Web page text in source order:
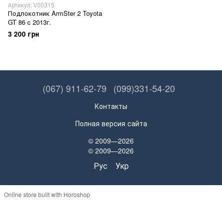
Артикул: V00315
Подлокотник ArmSter 2 Toyota
GT 86 c 2013г.
3 200 грн
(067) 911-62-79 (099)331-54-20
Контакты
Полная версия сайта
© 2009—2026
© 2009—2026
Рус Укр
Online store built with Horoshop